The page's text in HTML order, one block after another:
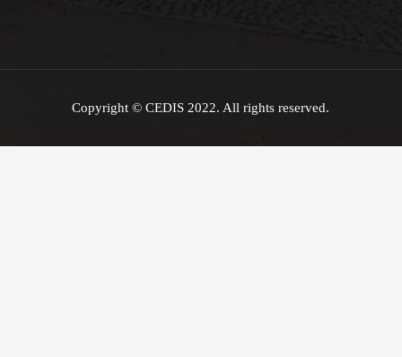
Copyright © CEDIS 2022. All rights reserved.